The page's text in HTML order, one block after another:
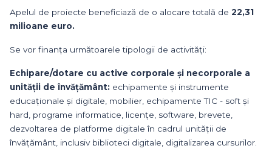
Apelul de proiecte beneficiază de o alocare totală de 22,31
milioane euro.
Se vor finanța următoarele tipologii de activități:
Echipare/dotare cu active corporale și necorporale a
unității de învățământ: echipamente și instrumente
educaționale și digitale, mobilier, echipamente TIC - soft și
hard, programe informatice, licențe, software, brevete,
dezvoltarea de platforme digitale în cadrul unității de
învățământ, inclusiv biblioteci digitale, digitalizarea cursurilor.